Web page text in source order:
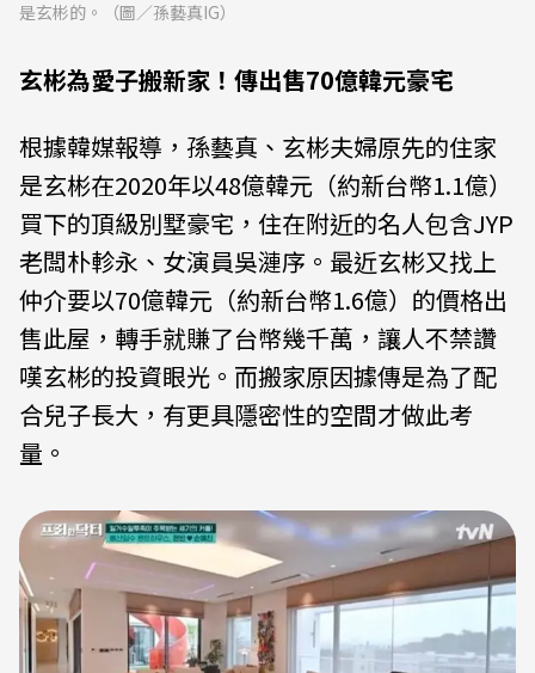
是玄彬的。（圖／孫藝真IG）
玄彬為愛子搬新家！傳出售70億韓元豪宅
根據韓媒報導，孫藝真、玄彬夫婦原先的住家
是玄彬在2020年以48億韓元（約新台幣1.1億）
買下的頂級別墅豪宅，住在附近的名人包含JYP
老闆朴軫永、女演員吳漣序。最近玄彬又找上
仲介要以70億韓元（約新台幣1.6億）的價格出
售此屋，轉手就賺了台幣幾千萬，讓人不禁讚
嘆玄彬的投資眼光。而搬家原因據傳是為了配
合兒子長大，有更具隱密性的空間才做此考
量。